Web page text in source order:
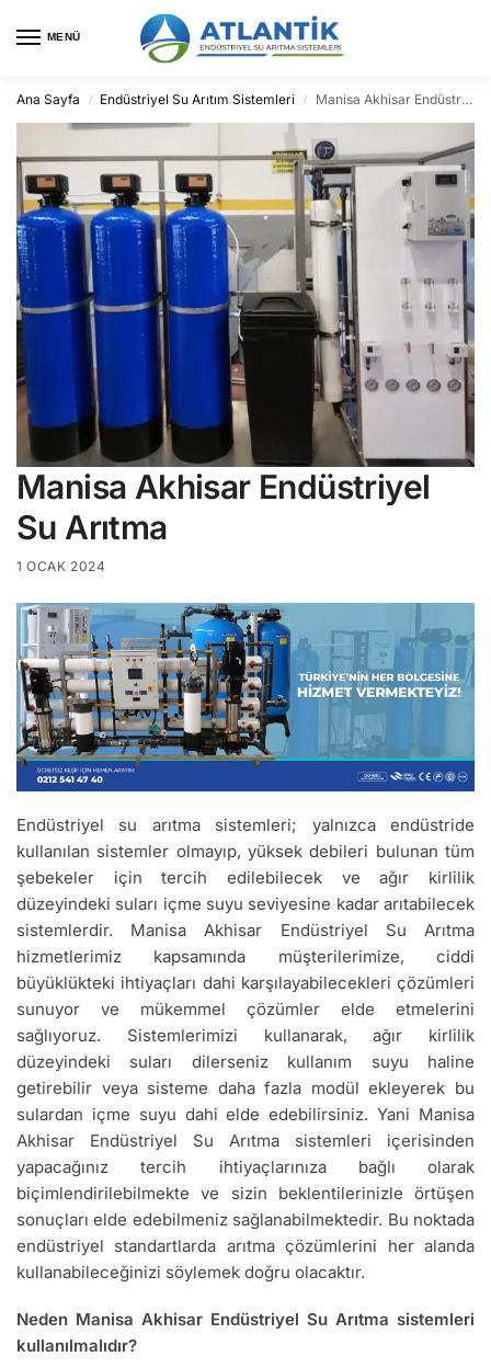
MENÜ
Ana Sayfa / Endüstriyel Su Arıtım Sistemleri / Manisa Akhisar Endüstriyel Su Arıtma
Manisa Akhisar Endüstriyel
Su Arıtma
1 OCAK 2024
Endüstriyel su arıtma sistemleri; yalnızca endüstride
kullanılan sistemler olmayıp, yüksek debileri bulunan tüm
şebekeler için tercih edilebilecek ve ağır kirlilik
düzeyindeki suları içme suyu seviyesine kadar arıtabilecek
sistemlerdir. Manisa Akhisar Endüstriyel Su Arıtma
hizmetlerimiz kapsamında müşterilerimize, ciddi
büyüklükteki ihtiyaçları dahi karşılayabilecekleri çözümleri
sunuyor ve mükemmel çözümler elde etmelerini
sağlıyoruz. Sistemlerimizi kullanarak, ağır kirlilik
düzeyindeki suları dilerseniz kullanım suyu haline
getirebilir veya sisteme daha fazla modül ekleyerek bu
sulardan içme suyu dahi elde edebilirsiniz. Yani Manisa
Akhisar Endüstriyel Su Arıtma sistemleri içerisinden
yapacağınız tercih ihtiyaçlarınıza bağlı olarak
biçimlendirilebilmekte ve sizin beklentilerinizle örtüşen
sonuçları elde edebilmeniz sağlanabilmektedir. Bu noktada
endüstriyel standartlarda arıtma çözümlerini her alanda
kullanabileceğinizi söylemek doğru olacaktır.
Neden Manisa Akhisar Endüstriyel Su Arıtma sistemleri
kullanılmalıdır?